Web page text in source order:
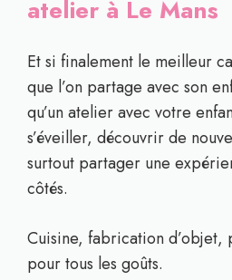
atelier à Le Mans
Et si finalement le meilleur
que l’on partage avec son
qu’un atelier avec votre
s’éveiller, découvrir de
surtout partager une
côtés.
Cuisine, fabrication
pour tous les goûts.